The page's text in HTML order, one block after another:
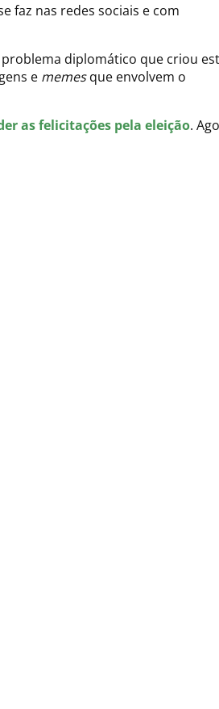
faz nas redes sociais e com
diplomático que criou
e memesque envolvem o
as felicitações pela eleição.